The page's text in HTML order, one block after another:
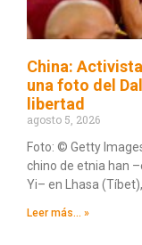
China:
una foto del
libertad
agosto 5, 2026
Foto: © Getty
chino de etnia han
Yi– en Lhasa
Leer más... »